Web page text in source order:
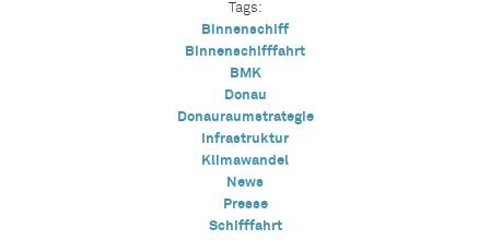
Tags:
Binnenschiff
Binnenschifffahrt
BMK
Donau
Donauraumstrategie
Infrastruktur
Klimawandel
News
Presse
Schifffahrt